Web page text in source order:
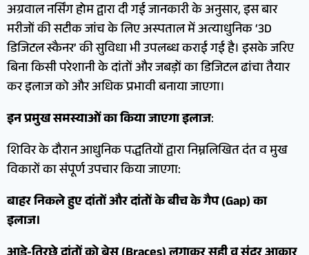
अग्रवाल नर्सिंग होम द्वारा दी गई जानकारी के अनुसार, इस बार
मरीजों की सटीक जांच के लिए अस्पताल में अत्याधुनिक ‘3D
डिजिटल स्कैनर’ की सुविधा भी उपलब्ध कराई गई है। इसके जरिए
बिना किसी परेशानी के दांतों और जबड़ों का डिजिटल ढांचा तैयार
कर इलाज को और अधिक प्रभावी बनाया जाएगा।
इन प्रमुख समस्याओं का किया जाएगा इलाज:
शिविर के दौरान आधुनिक पद्धतियों द्वारा निम्नलिखित दंत व मुख
विकारों का संपूर्ण उपचार किया जाएगा:
बाहर निकले हुए दांतों और दांतों के बीच के गैप (Gap) का
इलाज।